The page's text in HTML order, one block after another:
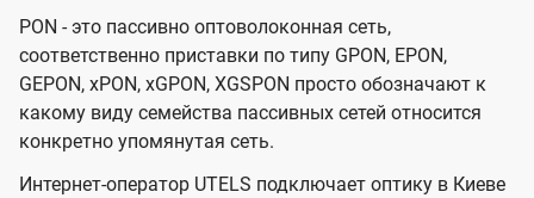
PON - это пассивно оптоволоконная сеть,
соответственно приставки по типу GPON, EPON,
GEPON, xPON, xGPON, XGSPON просто обозначают к
какому виду семейства пассивных сетей относится
конкретно упомянутая сеть.
Интернет-оператор UTELS подключает оптику в Киеве